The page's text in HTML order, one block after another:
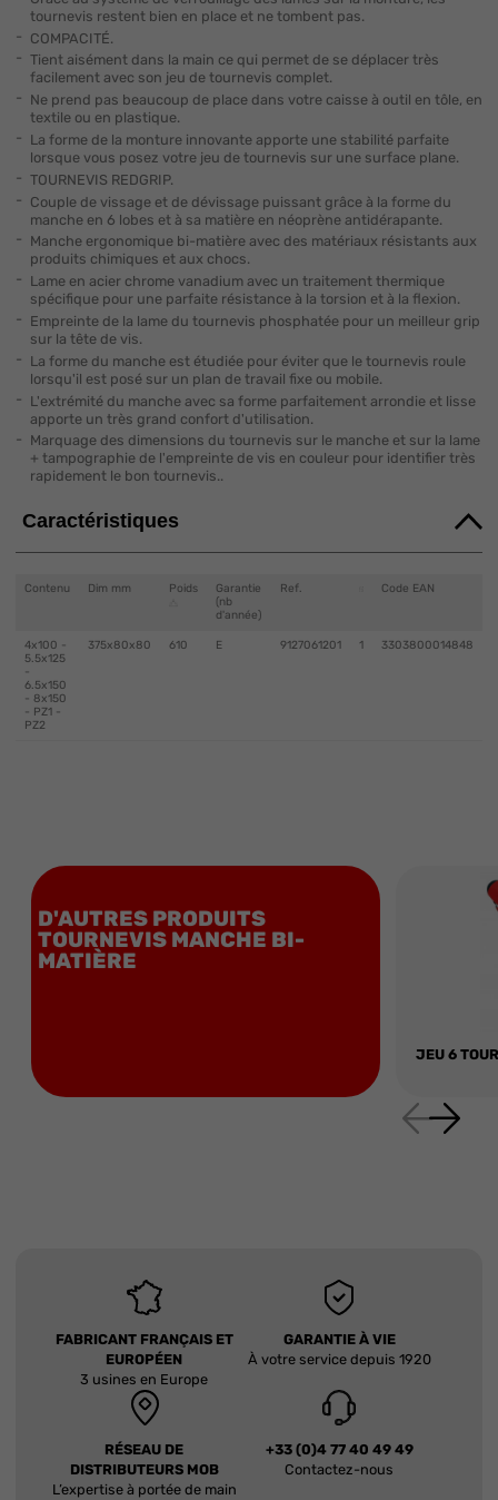
tournevis restent bien en place et ne tombent pas.
COMPACITÉ.
Tient aisément dans la main ce qui permet de se déplacer très
facilement avec son jeu de tournevis complet.
Ne prend pas beaucoup de place dans votre caisse à outil en tôle, en
textile ou en plastique.
La forme de la monture innovante apporte une stabilité parfaite
lorsque vous posez votre jeu de tournevis sur une surface plane.
TOURNEVIS REDGRIP.
Couple de vissage et de dévissage puissant grâce à la forme du
manche en 6 lobes et à sa matière en néoprène antidérapante.
Manche ergonomique bi-matière avec des matériaux résistants aux
produits chimiques et aux chocs.
Lame en acier chrome vanadium avec un traitement thermique
spécifique pour une parfaite résistance à la torsion et à la flexion.
Empreinte de la lame du tournevis phosphatée pour un meilleur grip
sur la tête de vis.
La forme du manche est étudiée pour éviter que le tournevis roule
lorsqu'il est posé sur un plan de travail fixe ou mobile.
L'extrémité du manche avec sa forme parfaitement arrondie et lisse
apporte un très grand confort d'utilisation.
Marquage des dimensions du tournevis sur le manche et sur la lame
+ tampographie de l'empreinte de vis en couleur pour identifier très
rapidement le bon tournevis..
Caractéristiques
Contenu Dim mm Poids
Garantie
(nb
d'année)
Ref. Code EAN
4x100 -
5.5x125
-
6.5x150
- 8x150
- PZ1 -
PZ2
375x80x80 610 E 9127061201 1 3303800014848
D'AUTRES PRODUITS
TOURNEVIS MANCHE BI-
MATIÈRE
JEU 6
FABRICANT FRANÇAIS ET
EUROPÉEN
3 usines en Europe
GARANTIE À VIE
À votre service depuis 1920
RÉSEAU DE
DISTRIBUTEURS MOB
L’expertise à portée de main
+33 (0)4 77 40 49 49
Contactez-nous